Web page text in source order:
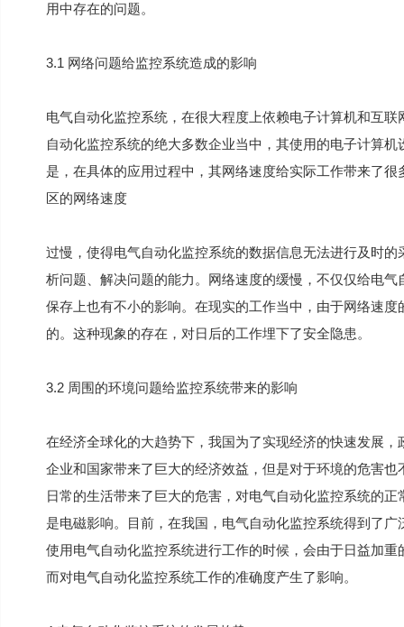
用中存在的问题。
3.1 网络问题给监控系统造成的影响
电气自动化监控系统，在很大程度上依赖电子计算机和互
自动化监控系统的绝大多数企业当中，其使用的电子计算
是，在具体的应用过程中，其网络速度给实际工作带来了
区的网络速度
过慢，使得电气自动化监控系统的数据信息无法进行及时
析问题、解决问题的能力。网络速度的缓慢，不仅仅给电
保存上也有不小的影响。在现实的工作当中，由于网络速
的。这种现象的存在，对日后的工作埋下了安全隐患。
3.2 周围的环境问题给监控系统带来的影响
在经济全球化的大趋势下，我国为了实现经济的快速发展
企业和国家带来了巨大的经济效益，但是对于环境的危害
日常的生活带来了巨大的危害，对电气自动化监控系统的
是电磁影响。目前，在我国，电气自动化监控系统得到了
使用电气自动化监控系统进行工作的时候，会由于日益加
而对电气自动化监控系统工作的准确度产生了影响。